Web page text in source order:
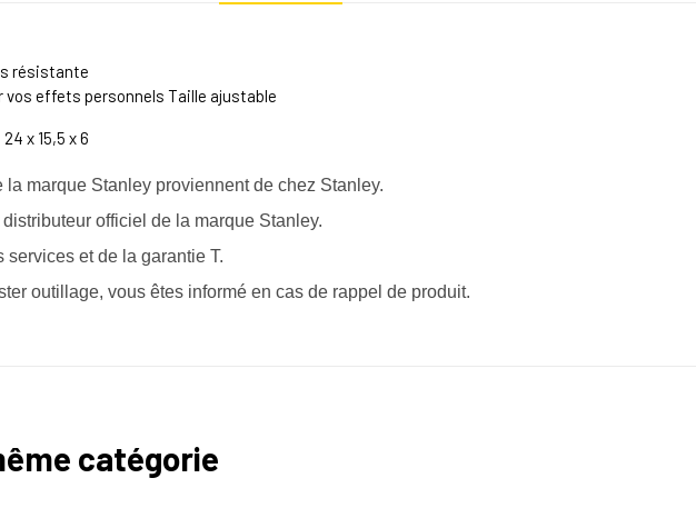
résistante
vos effets personnels Taille ajustable
x 15,5 x 6
la marque Stanley proviennent de chez Stanley.
officiel de la marque Stanley.
services et de la garantie T.
outillage, vous êtes informé en cas de rappel de produit.
catégorie